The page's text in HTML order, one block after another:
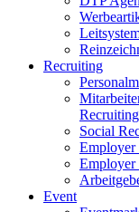
Recruiting
Social
Employer
Event